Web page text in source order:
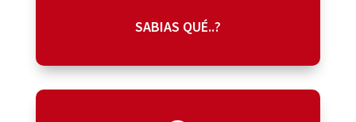
SABIAS QUÉ..?